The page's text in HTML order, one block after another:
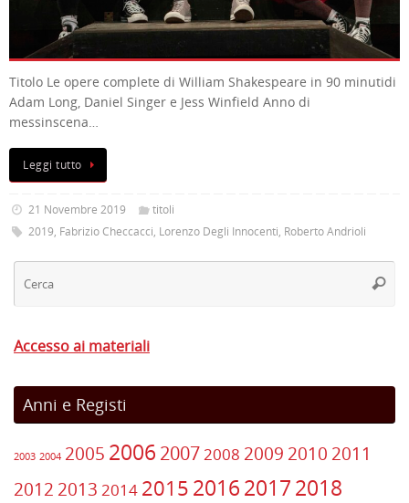
Titolo Le opere complete di William Shakespeare in 90 minutidi
Adam Long, Daniel Singer e Jess Winfield Anno di
messinscena…
Leggi tutto
21 Novembre 2019
titoli
2019, Fabrizio Checcacci, Lorenzo Degli Innocenti, Roberto Andrioli
Cerca
Accesso ai materiali
Anni e Registi
2003 2004 2005 2006 2007 2008 2009 2010 2011
2012 2013 2014 2015 201620172018